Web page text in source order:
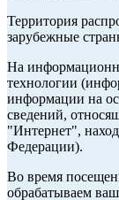
Территория
зарубежные
На
технологии
информации на
сведений,
"Интернет",
Федерации).
Во время
обрабатываем